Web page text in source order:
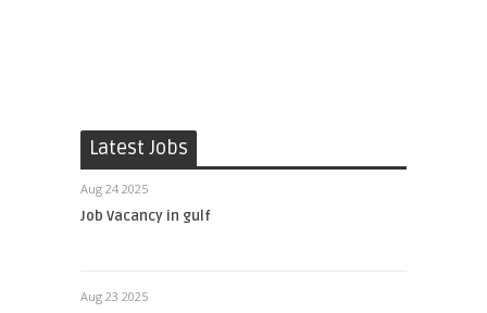
Latest Jobs
Aug 24 2025
Job Vacancy in gulf
Aug 23 2025